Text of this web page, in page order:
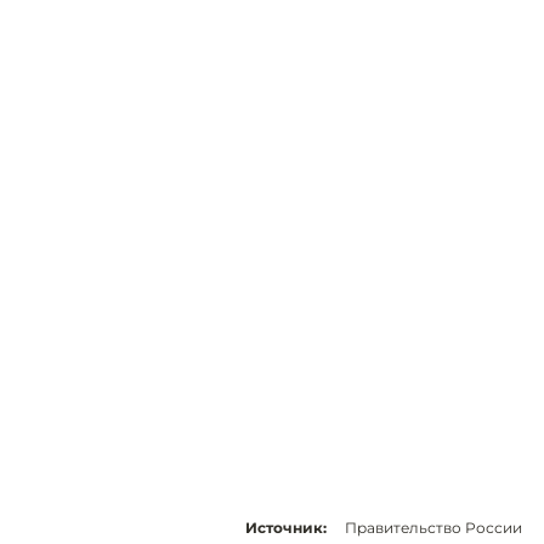
Источник: Правительство России